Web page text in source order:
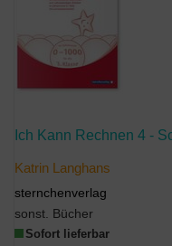
Katrin Langhans
sternchenverlag
sonst. Bücher
Sofort lieferbar